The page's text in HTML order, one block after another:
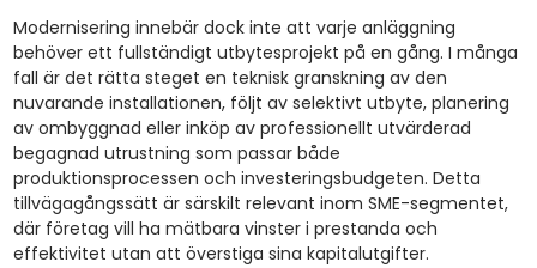
Modernisering innebär dock inte att varje anläggning
behöver ett fullständigt utbytesprojekt på en gång. I många
fall är det rätta steget en teknisk granskning av den
nuvarande installationen, följt av selektivt utbyte, planering
av ombyggnad eller inköp av professionellt utvärderad
begagnad utrustning som passar både
produktionsprocessen och investeringsbudgeten. Detta
tillvägagångssätt är särskilt relevant inom SME-segmentet,
där företag vill ha mätbara vinster i prestanda och
effektivitet utan att överstiga sina kapitalutgifter.